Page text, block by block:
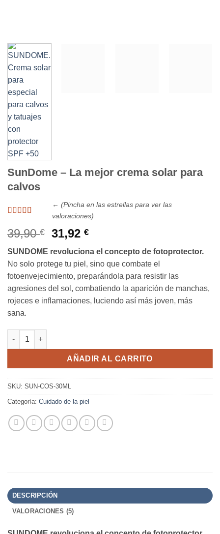
SunDome – La mejor crema solar para
calvos
con 5de 5
en base a
de clientes
← (Pincha en las estrellas para ver las
valoraciones)
39,90€
El
original
era:
39,90 €.
31,92€El
actual
es:
31,92 €.
SUNDOME revoluciona el concepto de fotoprotector.
No solo protege tu piel, sino que combate el
fotoenvejecimiento, preparándola para resistir las
agresiones del sol, combatiendo la aparición de manchas,
rojeces e inflamaciones, luciendo así más joven, más
sana.
SunDome - La mejor crema solar para calvos cantidad
AÑADIR AL CARRITO
SKU: SUN-COS-30ML
Categoría: Cuidado de la piel
DESCRIPCIÓN
VALORACIONES (5)